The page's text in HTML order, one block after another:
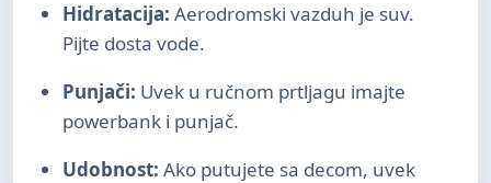
Hidratacija: Aerodromski vazduh je suv.
Pijte dosta vode.
Punjači: Uvek u ručnom prtljagu imajte
powerbank i punjač.
Udobnost: Ako putujete sa decom, uvek